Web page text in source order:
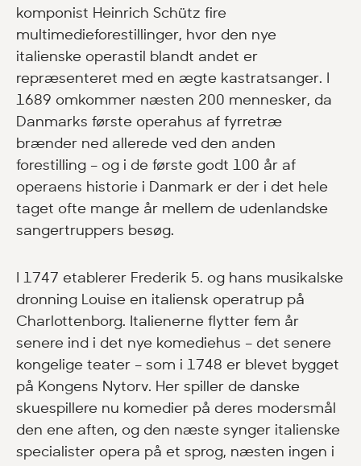
komponist Heinrich Schütz fire
multimedieforestillinger, hvor den nye
italienske operastil blandt andet er
repræsenteret med en ægte kastratsanger. I
1689 omkommer næsten 200 mennesker, da
Danmarks første operahus af fyrretræ
brænder ned allerede ved den anden
forestilling – og i de første godt 100 år af
operaens historie i Danmark er der i det hele
taget ofte mange år mellem de udenlandske
sangertruppers besøg.
I 1747 etablerer Frederik 5. og hans musikalske
dronning Louise en italiensk operatrup på
Charlottenborg. Italienerne flytter fem år
senere ind i det nye komediehus – det senere
kongelige teater – som i 1748 er blevet bygget
på Kongens Nytorv. Her spiller de danske
skuespillere nu komedier på deres modersmål
den ene aften, og den næste synger italienske
specialister opera på et sprog, næsten ingen i